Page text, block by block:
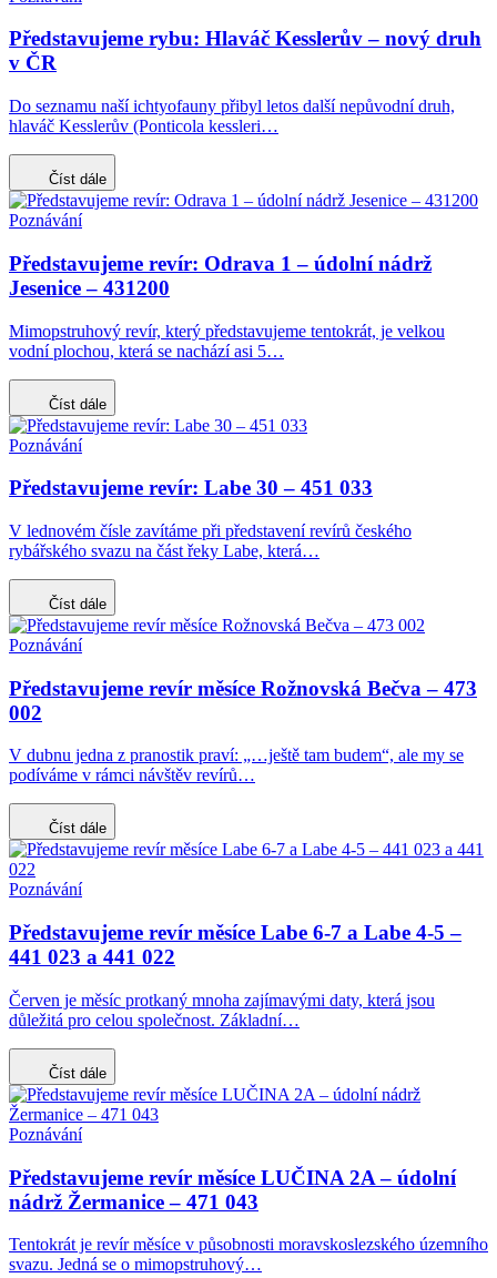
Představujeme rybu: Hlaváč Kesslerův – nový druh
v ČR
Do seznamu naší ichtyofauny přibyl letos další nepůvodní druh,
hlaváč Kesslerův (Ponticola kessleri…
Číst dále
Poznávání
Představujeme revír: Odrava 1 – údolní nádrž
Jesenice – 431200
Mimopstruhový revír, který představujeme tentokrát, je velkou
vodní plochou, která se nachází asi 5…
Číst dále
Poznávání
Představujeme revír: Labe 30 – 451 033
V lednovém čísle zavítáme při představení revírů českého
rybářského svazu na část řeky Labe, která…
Číst dále
Poznávání
Představujeme revír měsíce Rožnovská Bečva – 473
002
V dubnu jedna z pranostik praví: „…ještě tam budem“, ale my se
podíváme v rámci návštěv revírů…
Číst dále
Poznávání
Představujeme revír měsíce Labe 6-7 a Labe 4-5 –
441 023 a 441 022
Červen je měsíc protkaný mnoha zajímavými daty, která jsou
důležitá pro celou společnost. Základní…
Číst dále
Poznávání
Představujeme revír měsíce LUČINA 2A – údolní
nádrž Žermanice – 471 043
Tentokrát je revír měsíce v působnosti moravskoslezského územního
svazu. Jedná se o mimopstruhový…